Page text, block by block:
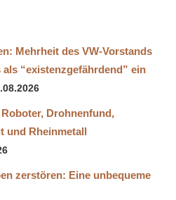
Mehrheit des VW-Vorstands
“existenzgefährdend” ein
Drohnenfund,
und Rheinmetall
zerstören: Eine unbequeme